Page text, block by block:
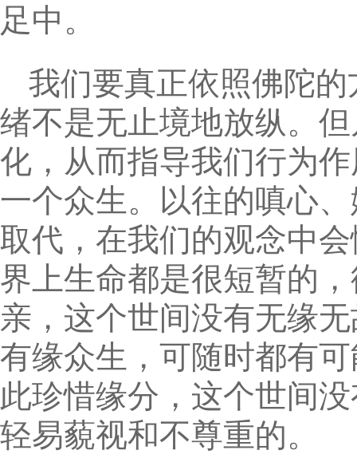
足中。
我们要真正依照佛陀
绪不是无止境地放纵。
化，从而指导我们行为
一个众生。以往的嗔心
取代，在我们的观念中
界上生命都是很短暂的
亲，这个世间没有无缘
有缘众生，可随时都有
此珍惜缘分，这个世间
轻易藐视和不尊重的。